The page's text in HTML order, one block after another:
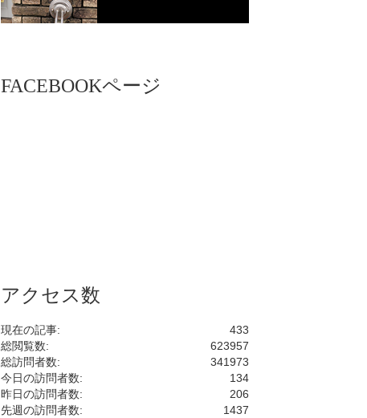
FACEBOOKページ
アクセス数
433
現在の記事:
623957
総閲覧数:
341973
総訪問者数:
134
今日の訪問者数:
206
昨日の訪問者数:
1437
先週の訪問者数: